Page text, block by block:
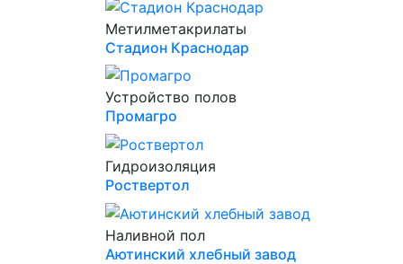
Метилметакрилаты
Стадион Краснодар
Устройство полов
Промагро
Гидроизоляция
Роствертол
Наливной пол
Аютинский хлебный завод